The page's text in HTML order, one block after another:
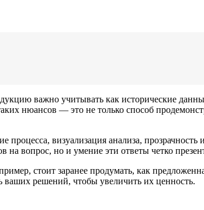
важно учитывать как исторические
нюансов — это не только способ
визуализация анализа, прозрачность
вопрос, но и умение эти ответы четко
стоит заранее продумать, как
ваших решений, чтобы увеличить их ценность.